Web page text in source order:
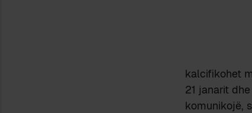
kalcifikohet
21 janarit
komunikojë,